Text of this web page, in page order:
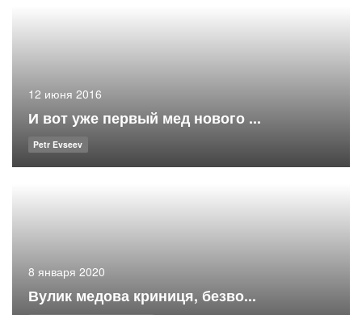
12 июня 2016
И вот уже первый мед нового ...
Petr Evseev
8 января 2020
Вулик медова криниця, безво...